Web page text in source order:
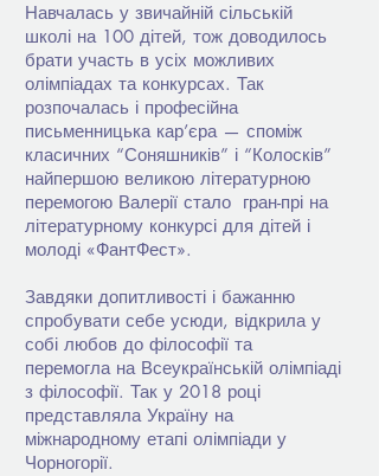
Навчалась у звичайній сільській
школі на 100 дітей, тож доводилось
брати участь в усіх можливих
олімпіадах та конкурсах. Так
розпочалась і професійна
письменницька кар’єра — споміж
класичних “Соняшників” і “Колосків”
найпершою великою літературною
перемогою Валерії стало гран-прі на
літературному конкурсі для дітей і
молоді «ФантФест».
Завдяки допитливості і бажанню
спробувати себе усюди, відкрила у
собі любов до філософії та
перемогла на Всеукраїнській олімпіаді
з філософії. Так у 2018 році
представляла Україну на
міжнародному етапі олімпіади у
Чорногорії.